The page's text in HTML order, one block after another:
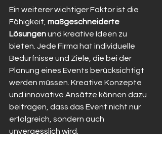
Ein weiterer wichtiger Faktor ist die
Fähigkeit, maßgeschneiderte
Lösungen und kreative Ideen zu
bieten. Jede Firma hat individuelle
Bedürfnisse und Ziele, die bei der
Planung eines Events berücksichtigt
werden müssen. Kreative Konzepte
und innovative Ansätze können dazu
beitragen, dass das Event nicht nur
erfolgreich, sondern auch
unvergesslich wird.